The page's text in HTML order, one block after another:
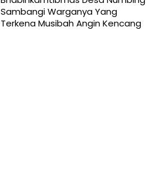
Sambangi Warganya Yang
Terkena Musibah Angin Kencang